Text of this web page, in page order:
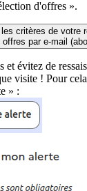
d'offres ».
critères de votre
offres par e-mail
et évitez de
visite ! Pour
» :